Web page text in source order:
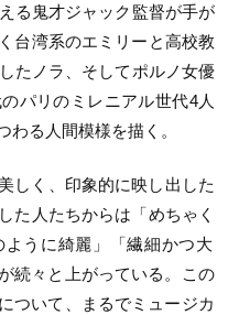
る鬼才ジャック監督が手が
台湾系のエミリーと高校教
たノラ、そしてポルノ女優
パリのミレニアル世代4人
る人間模様を描く。
しく、印象的に映し出した
た人たちからは「めちゃく
うに綺麗」「繊細かつ大
続々と上がっている。この
ついて、まるでミュージカ